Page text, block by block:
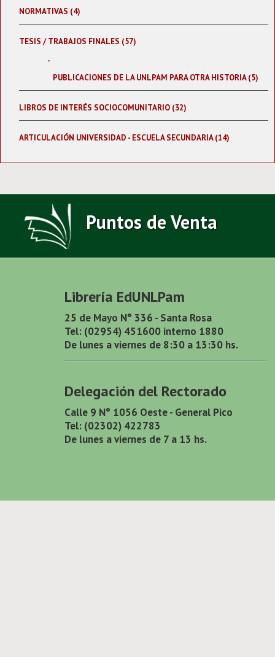
NORMATIVAS (4)
TESIS / TRABAJOS FINALES (57)
PUBLICACIONES DE LA UNLPAM PARA OTRA HISTORIA (5)
LIBROS DE INTERÉS SOCIOCOMUNITARIO (32)
ARTICULACIÓN UNIVERSIDAD - ESCUELA SECUNDARIA (14)
Puntos de Venta
Librería EdUNLPam
25 de Mayo N° 336 - Santa Rosa
Tel: (02954) 451600 interno 1880
De lunes a viernes de 8:30 a 13:30 hs.
Delegación del Rectorado
Calle 9 N° 1056 Oeste - General Pico
Tel: (02302) 422783
De lunes a viernes de 7 a 13 hs.